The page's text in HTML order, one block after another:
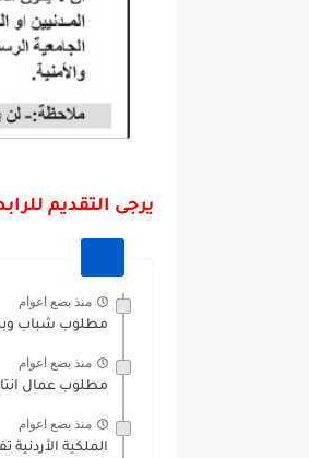
يرجى التقديم
منذ بضع اعوام
مطلوب شباب
منذ بضع اعوام
مطلوب عمال انتاج
منذ بضع اعوام
الملكية الأردنية